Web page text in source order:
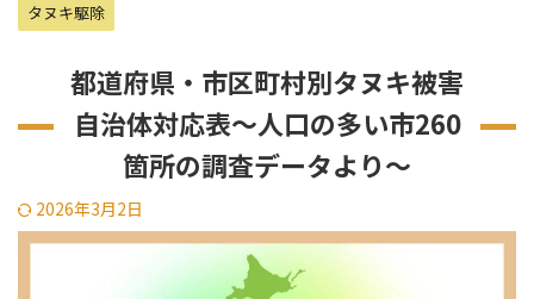
タヌキ駆除
都道府県・市区町村別タヌキ被害
自治体対応表～人口の多い市260
箇所の調査データより～
2026年3月2日